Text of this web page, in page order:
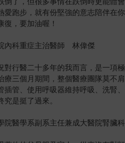
愛跑步，就有份堅強的意志陪伴在
復，要加油喔！
內科重症主治醫師 林偉傑
對行醫二十多年的我而言，是一項
療三個月期間，整個醫療團隊莫不
插管、使用呼吸器維持呼吸、洗腎
究是挺了過來。
院醫學系副系主任兼成大醫院腎臟